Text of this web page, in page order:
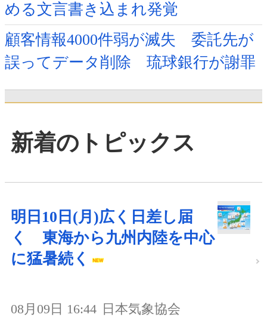
める文言書き込まれ発覚
顧客情報4000件弱が滅失 委託先が
誤ってデータ削除 琉球銀行が謝罪
新着のトピックス
明日10日(月)広く日差し届
く 東海から九州内陸を中心
に猛暑続く
08月09日 16:44 日本気象協会